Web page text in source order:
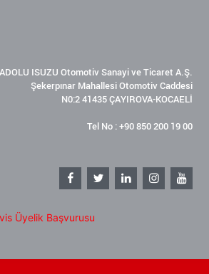
ISUZU Otomotiv Sanayi ve Ticaret A.Ş.
Şekerpınar Mahallesi Otomotiv Caddesi
N0:2 41435 ÇAYIROVA-KOCAELİ
Tel No : +90 850 200 19 00
Üyelik Başvurusu